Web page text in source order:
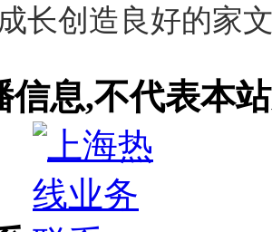
长创造良好的家
信息,不代表本